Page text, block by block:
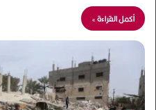
أكمل القراءة »